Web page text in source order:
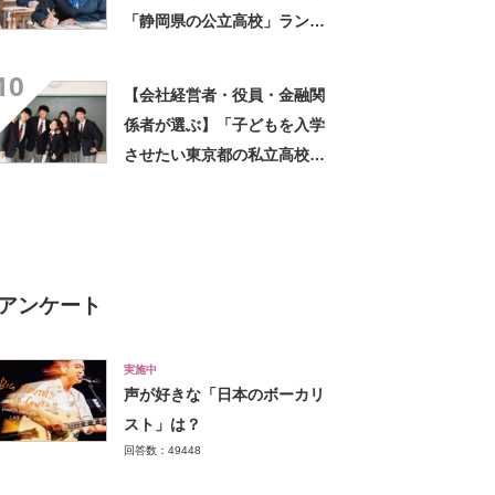
「静岡県の公立高校」ランキ
【会社経営者・役員・金融関
係者が選ぶ】「子どもを入学
させたい東京都の私立高校」
アンケート
実施中
声が好きな「日本のボーカリ
スト」は？
回答数：49448